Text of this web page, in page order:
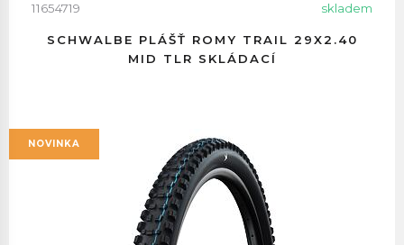
11654719 skladem
SCHWALBE PLÁŠŤ ROMY TRAIL 29X2.40
MID TLR SKLÁDACÍ
NOVINKA